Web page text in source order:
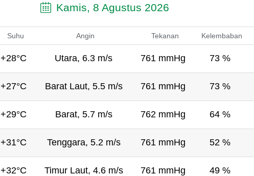
Kamis, 8 Agustus 2026
Suhu Angin Tekanan Kelembaban
+28°C Utara, 6.3 m/s 761 mmHg 73 %
+27°C Barat Laut, 5.5 m/s 761 mmHg 73 %
+29°C Barat, 5.7 m/s 762 mmHg 64 %
+31°C Tenggara, 5.2 m/s 761 mmHg 52 %
+32°C Timur Laut, 4.6 m/s 761 mmHg 49 %